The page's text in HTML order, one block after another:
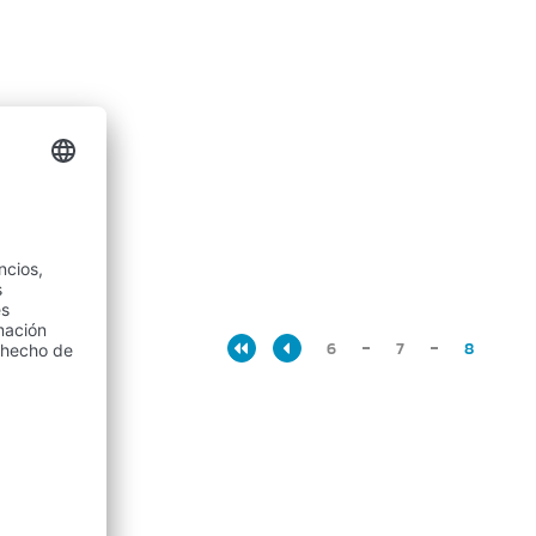
6 7 8